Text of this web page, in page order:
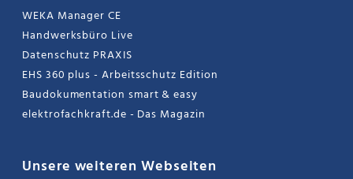
WEKA Manager CE
Handwerksbüro Live
Datenschutz PRAXIS
EHS 360 plus - Arbeitsschutz Edition
Baudokumentation smart & easy
elektrofachkraft.de - Das Magazin
Unsere weiteren Webseiten